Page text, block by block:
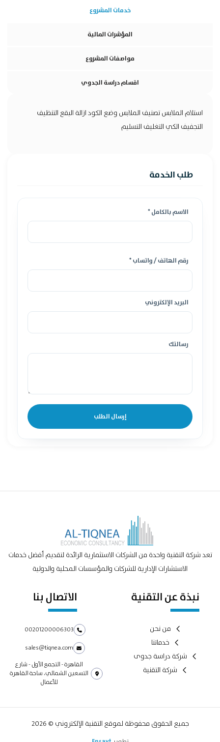
طلب الخدمة
الاسم بالكامل *
رقم الهاتف / واتساب *
البريد الإلكتروني
رسالتك
إرسال الطلب
خدمات المشروع
المؤشرات المالية
مواصفات المشروع
اقسام دراسة الجدوي
استلام الملابس تصنيف الملابس وضع الكود ازالة البقع التنظيف
التجفيف الكي التغليف التسليم
تعد شركة التقنية واحدة من الشركات الاستثمارية الرائدة لتقديم أفضل خدمات
الاستشارات الإدارية للشركات والمؤسسات المحلية والدولية
نبذة عن التقنية
من نحن
خدماتنا
شركة دراسة جدوى
شركة التقنية
الاتصال بنا
00201200006303
sales@tiqnea.com
القاهرة - التجمع الأول - شارع
التسعين الشمالي، ساحة القاهرة
للأعمال
جميع الحقوق محفوظة لموقع التقنية الإلكتروني © 2026